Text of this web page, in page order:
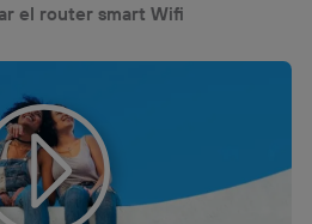
el router smart Wifi